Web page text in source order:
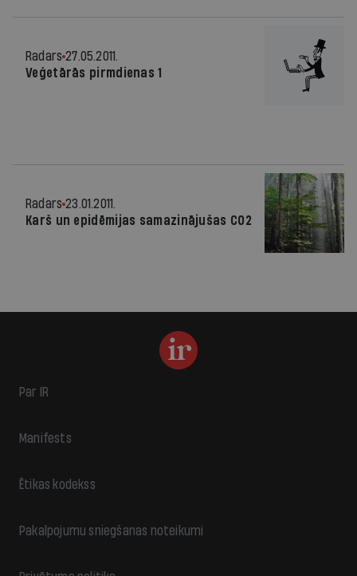
Radars 27.05.2011.
Veģetārās pirmdienas 1
Radars 23.01.2011.
Karš un epidēmijas samazinājušas CO2
Par IR
Manifests
Ētikas kodekss
Pakalpojumu sniegšanas noteikumi